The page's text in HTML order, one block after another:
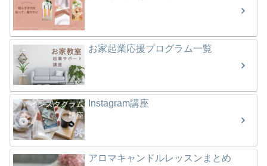
お家起業応援プログラム一覧
Instagram講座
アロマキャンドルレッスンまとめ